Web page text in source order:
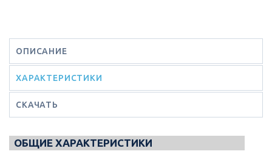
ОПИСАНИЕ
ХАРАКТЕРИСТИКИ
СКАЧАТЬ
ОБЩИЕ ХАРАКТЕРИСТИКИ